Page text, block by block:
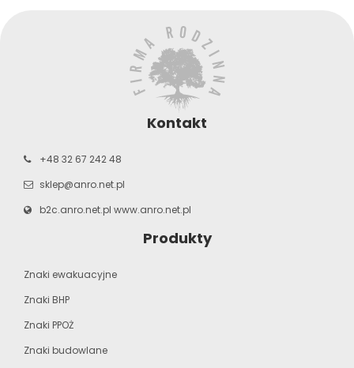
Kontakt
+48 32 67 242 48
sklep@anro.net.pl
b2c.anro.net.pl www.anro.net.pl
Produkty
Znaki ewakuacyjne
Znaki BHP
Znaki PPOŻ
Znaki budowlane